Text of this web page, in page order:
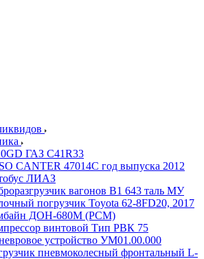
ГАЗ С41R33
CANTER 47014C год выпуска 2012
ЛИАЗ
вагонов В1 643 таль МУ
погрузчик Toyota 62-8FD20, 2017
ДОН-680М (РСМ)
винтовой Тип РВК 75
устройство УМ01.00.000
пневмоколесный фронтальный L-